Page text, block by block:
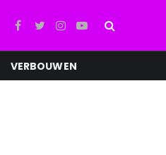
Facebook
TwitterInstagram
YouTube
VERBOUWEN